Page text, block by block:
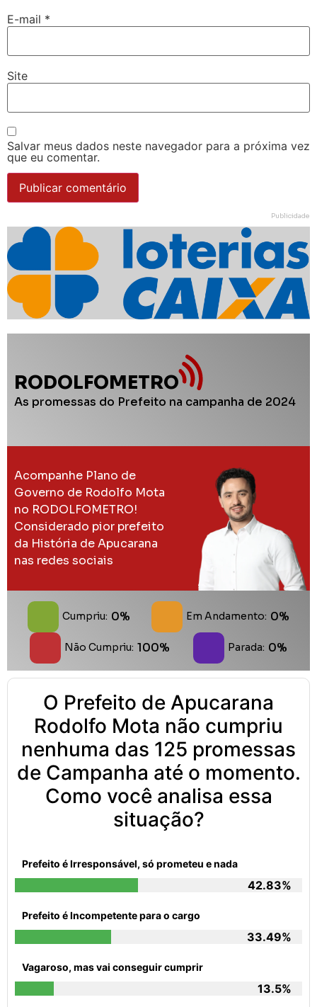
E-mail *
Site
Salvar meus dados neste navegador para a próxima vez
que eu comentar.
Publicidade
RODOLFOMETRO
As promessas do Prefeito na campanha de 2024
Acompanhe Plano de
Governo de Rodolfo Mota
no RODOLFOMETRO!
Considerado pior prefeito
da História de Apucarana
nas redes sociais
Cumpriu: 0% Em Andamento: 0%
Não Cumpriu: 100% Parada: 0%
O Prefeito de Apucarana
Rodolfo Mota não cumpriu
nenhuma das 125 promessas
de Campanha até o momento.
Como você analisa essa
situação?
Prefeito é Irresponsável, só prometeu e nada
42.83%
Prefeito é Incompetente para o cargo
33.49%
Vagaroso, mas vai conseguir cumprir
13.5%